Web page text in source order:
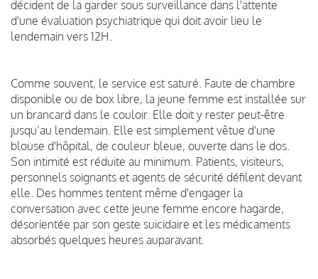
décident de la garder sous surveillance dans l'attente
d'une évaluation psychiatrique qui doit avoir lieu le
lendemain vers 12H.
Comme souvent, le service est saturé. Faute de chambre
disponible ou de box libre, la jeune femme est installée sur
un brancard dans le couloir. Elle doit y rester peut-être
jusqu’au lendemain. Elle est simplement vêtue d'une
blouse d'hôpital, de couleur bleue, ouverte dans le dos.
Son intimité est réduite au minimum. Patients, visiteurs,
personnels soignants et agents de sécurité défilent devant
elle. Des hommes tentent même d'engager la
conversation avec cette jeune femme encore hagarde,
désorientée par son geste suicidaire et les médicaments
absorbés quelques heures auparavant.